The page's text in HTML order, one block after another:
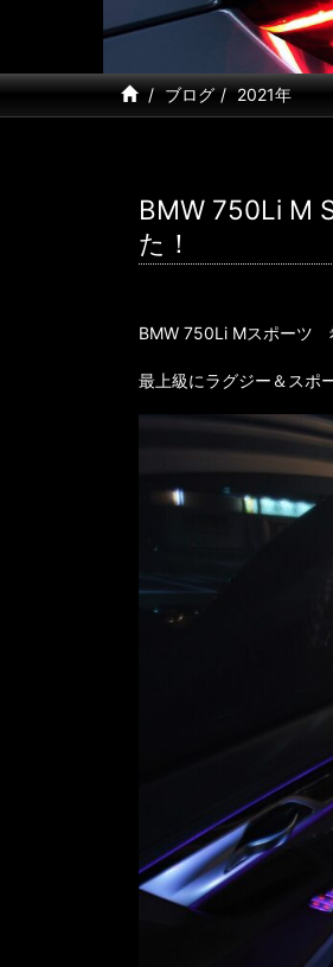
ブログ 2021年
BMW 750Li M
た！
BMW 750Li Mスポーツ
最上級にラグジー＆スポ